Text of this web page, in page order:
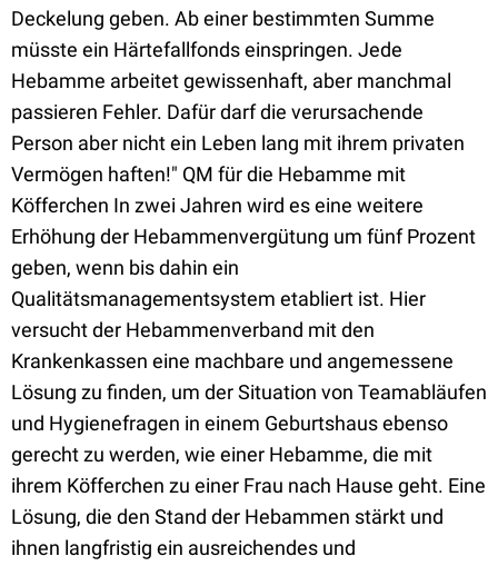
Deckelung geben. Ab einer bestimmten Summe
müsste ein Härtefallfonds einspringen. Jede
Hebamme arbeitet gewissenhaft, aber manchmal
passieren Fehler. Dafür darf die verursachende
Person aber nicht ein Leben lang mit ihrem privaten
Vermögen haften!" QM für die Hebamme mit
Köfferchen In zwei Jahren wird es eine weitere
Erhöhung der Hebammenvergütung um fünf Prozent
geben, wenn bis dahin ein
Qualitätsmanagementsystem etabliert ist. Hier
versucht der Hebammenverband mit den
Krankenkassen eine machbare und angemessene
Lösung zu finden, um der Situation von Teamabläufen
und Hygienefragen in einem Geburtshaus ebenso
gerecht zu werden, wie einer Hebamme, die mit
ihrem Köfferchen zu einer Frau nach Hause geht. Eine
Lösung, die den Stand der Hebammen stärkt und
ihnen langfristig ein ausreichendes und